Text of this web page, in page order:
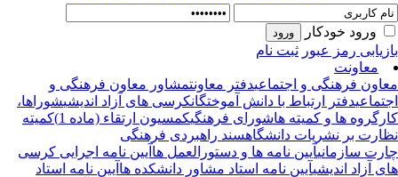
ورود خودکار
رمز عبور ثبت نام
معاونت
فرهنگی و اجتماعیدفتر معاونتمشاور معاون فرهنگی و
دفتر ارتباط با دانش آموختگانکرسی های آزاد اندیشیشوراها،
ها و کمیته هاشورای فرهنگیکمسیون ارتقاء (ماده 1)
کمیته
بر نشریات دانشگاهسند راهبردی فرهنگی
سازمانیآیین نامه ها و دستورالعمل هاآیین نامه اجرایی کرسی
آزاد اندیشیآیین نامه استاد مشاور دانشکده هاآیین نامه استاد